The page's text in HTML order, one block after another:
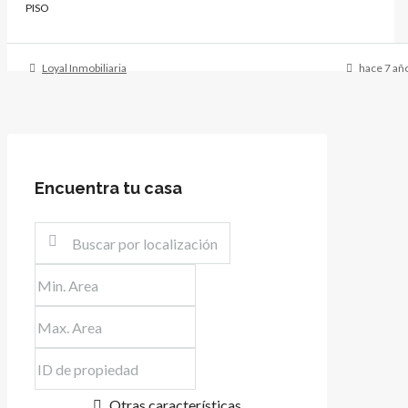
PISO
Loyal Inmobiliaria hace 7
Encuentra tu casa